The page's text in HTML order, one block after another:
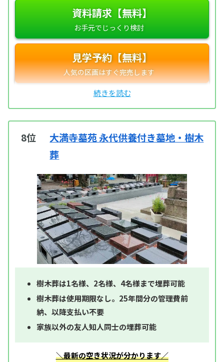
資料請求【無料】
見学予約【無料】
8位
大満寺墓苑 永代供養付き墓地・樹木
葬
樹木葬は1名様、2名様、4名様まで埋葬可能
樹木葬は使用期限なし。25年間分の管理費前
納、以降支払い不要
家族以外の友人知人同士の埋葬可能
＼最新の空き状況が分かります／